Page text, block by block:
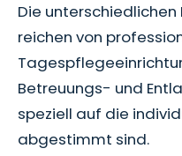
Die
reichen von
Betreuungs- und
speziell auf die
abgestimmt sind.